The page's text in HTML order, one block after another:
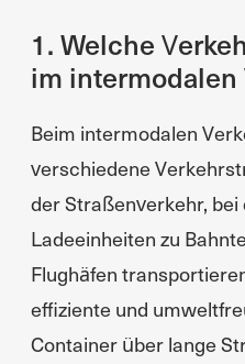
1. Welche
im
Beim intermodalen
verschiedene
der Straßenverkehr,
Ladeeinheiten zu
Flughäfen
effiziente und
Container über lange